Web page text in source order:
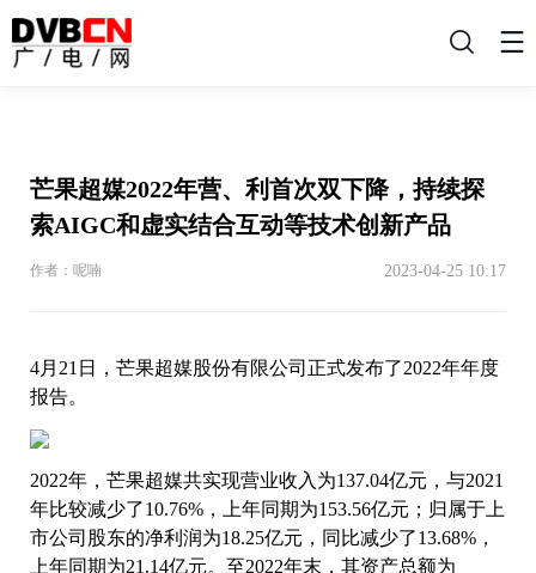
搜
芒果超媒2022年营、利首次双下降，持续探
索AIGC和虚实结合互动等技术创新产品
作者：呢喃 2023-04-25 10:17
4月21日，芒果超媒股份有限公司正式发布了2022年年度
报告。
2022年，芒果超媒共实现营业收入为137.04亿元，与2021
年比较减少了10.76%，上年同期为153.56亿元；归属于上
市公司股东的净利润为18.25亿元，同比减少了13.68%，
上年同期为21.14亿元。至2022年末，其资产总额为